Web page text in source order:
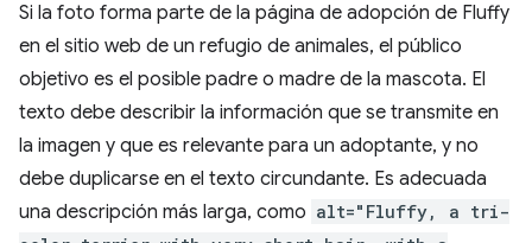
Si la foto forma parte de la página de adopción de Fluffy
en el sitio web de un refugio de animales, el público
objetivo es el posible padre o madre de la mascota. El
texto debe describir la información que se transmite en
la imagen y que es relevante para un adoptante, y no
debe duplicarse en el texto circundante. Es adecuada
una descripción más larga, como alt="Fluffy, a tri-